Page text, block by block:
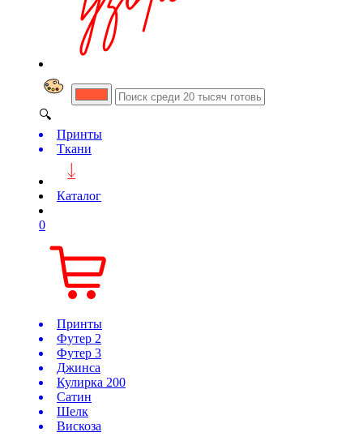
🔍
Принты
Ткани
Каталог
0
Принты
Футер 2
Футер 3
Джинса
Кулирка 200
Сатин
Шелк
Вискоза